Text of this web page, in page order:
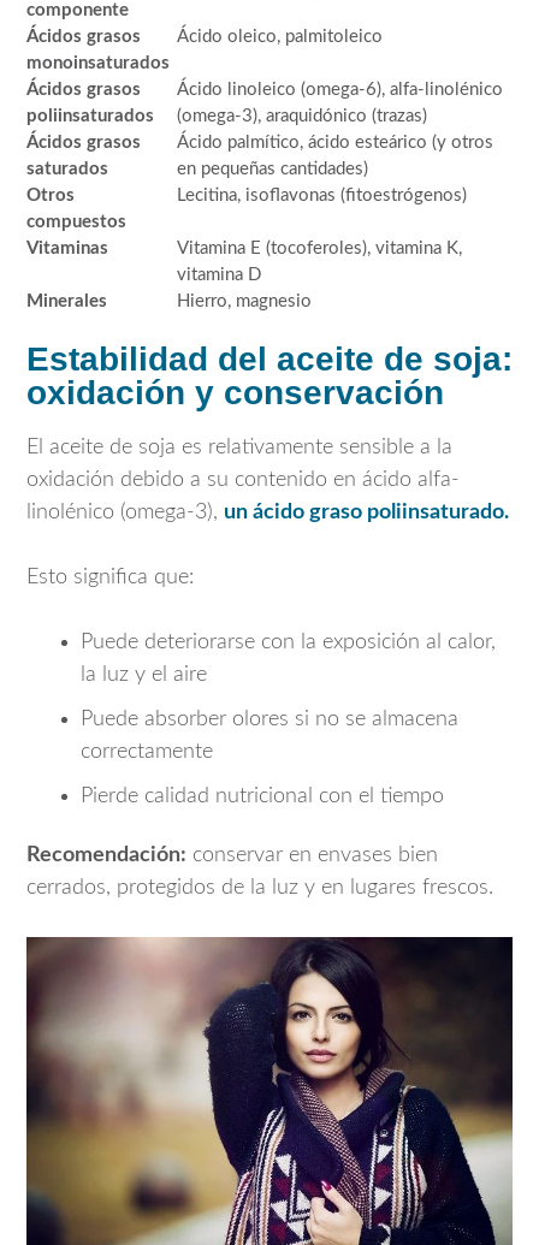
componente
Ácidos grasos
monoinsaturados
Ácido oleico, palmitoleico
Ácidos grasos
poliinsaturados
Ácido linoleico (omega-6), alfa-linolénico
(omega-3), araquidónico (trazas)
Ácidos grasos
saturados
Ácido palmítico, ácido esteárico (y otros
en pequeñas cantidades)
Otros
compuestos
Lecitina, isoflavonas (fitoestrógenos)
Vitaminas
Vitamina E (tocoferoles), vitamina K,
vitamina D
Minerales
Hierro, magnesio
Estabilidad del aceite de soja:
oxidación y conservación
El aceite de soja es relativamente sensible a la
oxidación debido a su contenido en ácido alfa-
linolénico (omega-3), un ácido graso poliinsaturado.
Esto significa que:
Puede deteriorarse con la exposición al calor,
la luz y el aire
Puede absorber olores si no se almacena
correctamente
Pierde calidad nutricional con el tiempo
Recomendación: conservar en envases bien
cerrados, protegidos de la luz y en lugares frescos.